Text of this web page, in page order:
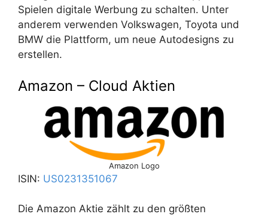
Spielen digitale Werbung zu schalten. Unter
anderem verwenden Volkswagen, Toyota und
BMW die Plattform, um neue Autodesigns zu
erstellen.
Amazon – Cloud Aktien
Amazon Logo
ISIN: US0231351067
Die Amazon Aktie zählt zu den größten